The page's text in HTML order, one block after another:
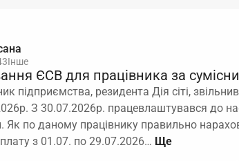
Інше
ЄСВ для працівника за
підприємства, резидента Дія сіті,
З 30.07.2026р. працевлаштувався до
Як по даному працівнику правильно
з 01.07. по 29.07.2026…